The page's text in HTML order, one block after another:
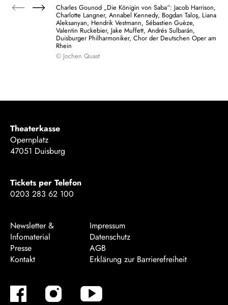
Charles Gounod „Die Königin von Saba“: Jacob Harrison,
Charlotte Langner, Annabel Kennedy, Bogdan Taloş, Liana
Aleksanyan, Hendrik Vestmann, Sébastien Guèze,
Valentin Ruckebier, Jake Muffett, Andrés Sulbarán,
Duisburger Philharmoniker, Chor der Deutschen Oper am
Rhein
© Jochen Quast
Theaterkasse
Opernplatz
47051 Duisburg
Tickets per Telefon
0203 283 62 100
Newsletter &
Infomaterial
Presse
Kontakt
Impressum
Datenschutz
AGB
Erklärung zur Barrierefreiheit